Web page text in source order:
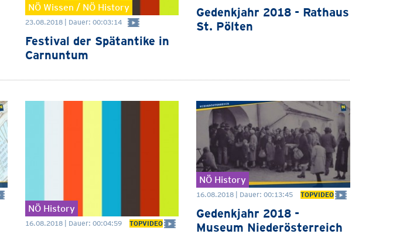
NÖ Wissen / NÖ History
23.08.2018 | Dauer: 00:03:14
Festival der Spätantike in
Carnuntum
Gedenkjahr 2018 - Rathaus
St. Pölten
NÖ History
16.08.2018 | Dauer: 00:04:59 TOPVIDEO
NÖ History
16.08.2018 | Dauer: 00:13:45 TOPVIDEO
Gedenkjahr 2018 -
Museum Niederösterreich